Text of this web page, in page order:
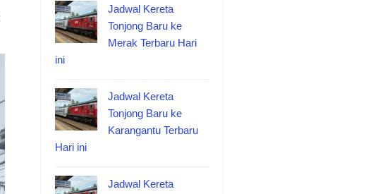
Jadwal Kereta
Tonjong Baru ke
Merak Terbaru Hari
ini
Jadwal Kereta
Tonjong Baru ke
Karangantu Terbaru
Hari ini
Jadwal Kereta